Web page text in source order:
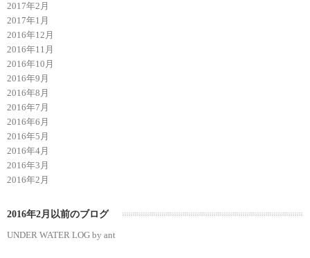
2017年2月
2017年1月
2016年12月
2016年11月
2016年10月
2016年9月
2016年8月
2016年7月
2016年6月
2016年5月
2016年4月
2016年3月
2016年2月
2016年2月以前のブログ
UNDER WATER LOG by ant